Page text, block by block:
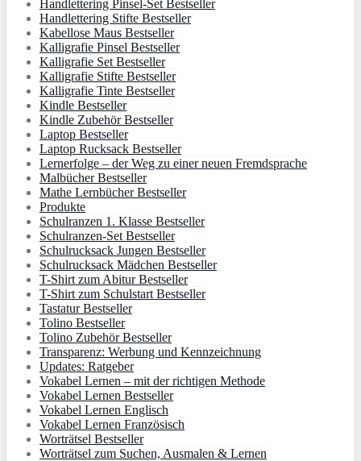
Handlettering Pinsel-Set Bestseller
Handlettering Stifte Bestseller
Kabellose Maus Bestseller
Kalligrafie Pinsel Bestseller
Kalligrafie Set Bestseller
Kalligrafie Stifte Bestseller
Kalligrafie Tinte Bestseller
Kindle Bestseller
Kindle Zubehör Bestseller
Laptop Bestseller
Laptop Rucksack Bestseller
Lernerfolge – der Weg zu einer neuen Fremdsprache
Malbücher Bestseller
Mathe Lernbücher Bestseller
Produkte
Schulranzen 1. Klasse Bestseller
Schulranzen-Set Bestseller
Schulrucksack Jungen Bestseller
Schulrucksack Mädchen Bestseller
T-Shirt zum Abitur Bestseller
T-Shirt zum Schulstart Bestseller
Tastatur Bestseller
Tolino Bestseller
Tolino Zubehör Bestseller
Transparenz: Werbung und Kennzeichnung
Updates: Ratgeber
Vokabel Lernen – mit der richtigen Methode
Vokabel Lernen Bestseller
Vokabel Lernen Englisch
Vokabel Lernen Französisch
Worträtsel Bestseller
Worträtsel zum Suchen, Ausmalen & Lernen